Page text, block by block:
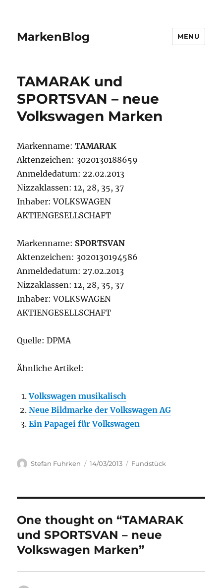
MarkenBlog MENU
TAMARAK und
SPORTSVAN – neue
Volkswagen Marken
Markenname:TAMARAK
Aktenzeichen: 3020130188659
Anmeldedatum: 22.02.2013
Nizzaklassen: 12, 28, 35, 37
Inhaber: VOLKSWAGEN
AKTIENGESELLSCHAFT
Markenname: SPORTSVAN
Aktenzeichen: 3020130194586
Anmeldedatum: 27.02.2013
Nizzaklassen: 12, 28, 35, 37
Inhaber: VOLKSWAGEN
AKTIENGESELLSCHAFT
Quelle: DPMA
Ähnliche Artikel:
Volkswagen musikalisch
Neue Bildmarke der Volkswagen AG
Ein Papagei für Volkswagen
Author
Stefan Fuhrken
Posted
14/03/2013 Categories
Fundstück
One thought on “TAMARAK
und SPORTSVAN – neue
Volkswagen Marken”